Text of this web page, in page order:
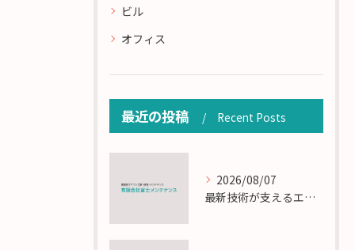
ビル
オフィス
最近の投稿 Recent Posts
2026/08/07
最新技術が支えるエアコン工事の匠の技術解説